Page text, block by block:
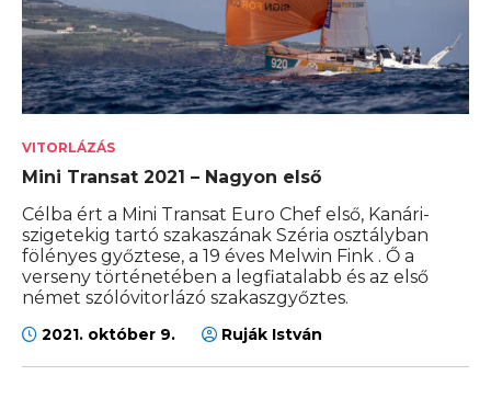
VITORLÁZÁS
Mini Transat 2021 – Nagyon első
Célba ért a Mini Transat Euro Chef első, Kanári-
szigetekig tartó szakaszának Széria osztályban
fölényes győztese, a 19 éves Melwin Fink . Ő a
verseny történetében a legfiatalabb és az első
német szólóvitorlázó szakaszgyőztes.
2021. október 9. Ruják István